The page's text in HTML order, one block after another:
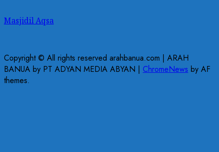
Masjidil Aqsa
Copyright © All rights reserved arahbanua.com | ARAH
BANUA by PT ADYAN MEDIA ABYAN | ChromeNews by AF
themes.